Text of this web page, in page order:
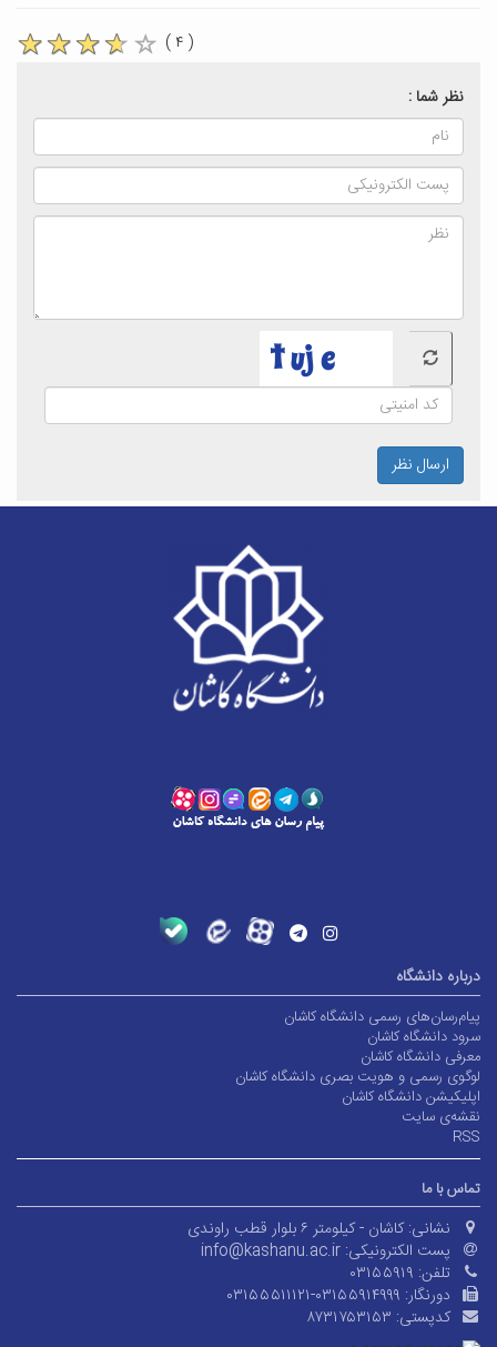
( ۴ )
نظر شما :
ارسال نظر
درباره دانشگاه
پیام‌رسان‌های رسمی دانشگاه کاشان
سرود دانشگاه کاشان
معرفی دانشگاه کاشان
لوگوی رسمی و هویت بصری دانشگاه کاشان
اپلیکیشن دانشگاه کاشان
نقشه‌ی سایت
RSS
تماس با ما
نشانی: کاشان - کیلومتر ۶ بلوار قطب راوندی
پست الکترونیکی: info@kashanu.ac.ir
تلفن: ۰۳۱۵۵۹۱۹
دورنگار: ۰۳۱۵۵۵۱۱۱۲۱-۰۳۱۵۵۹۱۴۹۹۹
کدپستی: ۸۷۳۱۷۵۳۱۵۳